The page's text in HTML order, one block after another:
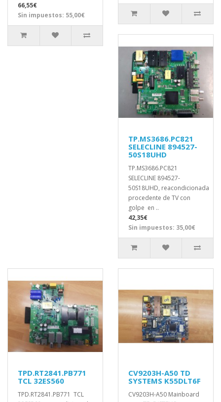
66,55€
Sin impuestos: 55,00€
TP.MS3686.PC821
SELECLINE 894527-
50S18UHD
TP.MS3686.PC821
SELECLINE 894527-
50S18UHD, reacondicionada
procedente de TV con
golpe en ..
42,35€
Sin impuestos: 35,00€
TPD.RT2841.PB771
TCL 32ES560
TPD.RT2841.PB771 TCL
CV9203H-A50 TD
SYSTEMS K55DLT6F
CV9203H-A50 Mainboard